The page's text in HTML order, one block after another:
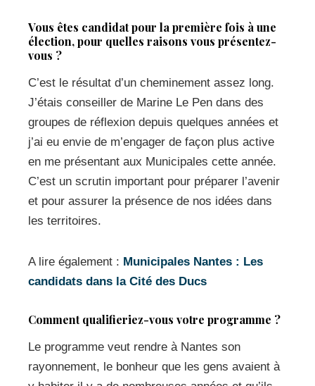
Vous êtes candidat pour la première fois à une
élection, pour quelles raisons vous présentez-
vous ?
C’est le résultat d’un cheminement assez long.
J’étais conseiller de Marine Le Pen dans des
groupes de réflexion depuis quelques années et
j’ai eu envie de m’engager de façon plus active
en me présentant aux Municipales cette année.
C’est un scrutin important pour préparer l’avenir
et pour assurer la présence de nos idées dans
les territoires.
A lire également : Municipales Nantes : Les
candidats dans la Cité des Ducs
Comment qualifieriez-vous votre programme ?
Le programme veut rendre à Nantes son
rayonnement, le bonheur que les gens avaient à